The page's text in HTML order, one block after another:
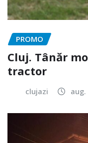
PROMO
Cluj. Tânăr
tractor
clujazi